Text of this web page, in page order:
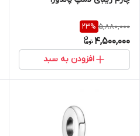
5,880,000
23%
4,500,000
افزودن به سبد